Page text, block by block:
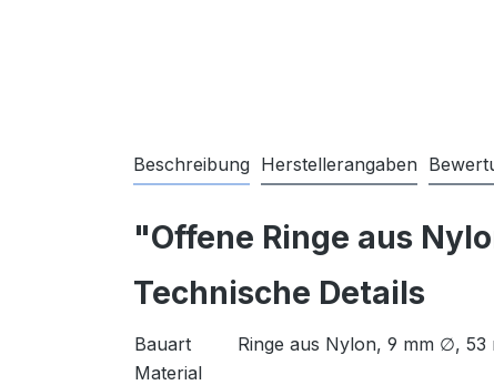
Beschreibung Herstellerangaben
"Offene Ringe aus
Technische Details
Bauart
Ringe aus Nylon, 9 mm ∅,
Material